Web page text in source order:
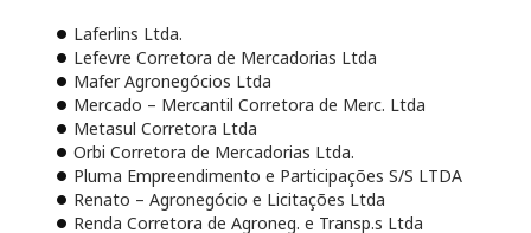
Laferlins Ltda.
Lefevre Corretora de Mercadorias Ltda
Mafer Agronegócios Ltda
Mercado – Mercantil Corretora de Merc. Ltda
Metasul Corretora Ltda
Orbi Corretora de Mercadorias Ltda.
Pluma Empreendimento e Participações S/S LTDA
Renato – Agronegócio e Licitações Ltda
Renda Corretora de Agroneg. e Transp.s Ltda